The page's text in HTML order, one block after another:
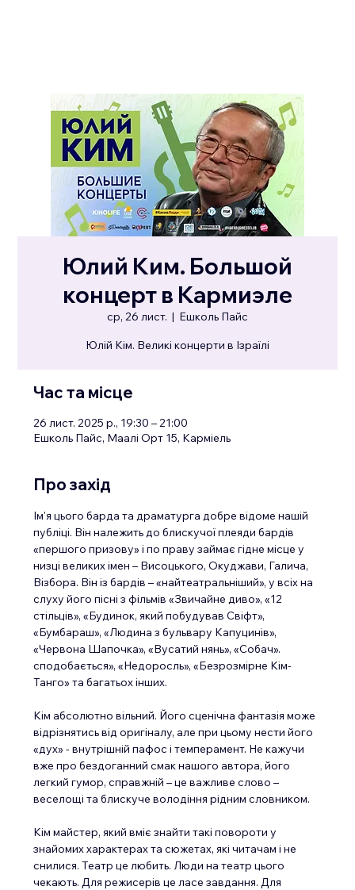
Юлий Ким. Большой
концерт в Кармиэле
ср, 26 лист.
  |
Ешколь Пайс
Юлій Кім. Великі концерти в Ізраїлі
Час та місце
26 лист. 2025 р., 19:30 – 21:00
Ешколь Пайс, Маалі Орт 15, Карміель
Про захід
Ім'я цього барда та драматурга добре відоме нашій
публіці. Він належить до блискучої плеяди бардів
«першого призову» і по праву займає гідне місце у
низці великих імен – Висоцького, Окуджави, Галича,
Візбора. Він із бардів – «найтеатральніший», у всіх на
слуху його пісні з фільмів «Звичайне диво», «12
стільців», «Будинок, який побудував Свіфт»,
«Бумбараш», «Людина з бульвару Капуцинів»,
«Червона Шапочка», «Вусатий нянь», «Собач».
сподобається», «Недоросль», «Безрозмірне Кім-
Танго» та багатьох інших.
Кім абсолютно вільний. Його сценічна фантазія може
відрізнятись від оригіналу, але при цьому нести його
«дух» - внутрішній пафос і темперамент. Не кажучи
вже про бездоганний смак нашого автора, його
легкий гумор, справжній – це важливе слово –
веселощі та блискуче володіння рідним словником.
Кім майстер, який вміє знайти такі повороти у
знайомих характерах та сюжетах, які читачам і не
снилися. Театр це любить. Люди на театр цього
чекають. Для режисерів це ласе завдання. Для